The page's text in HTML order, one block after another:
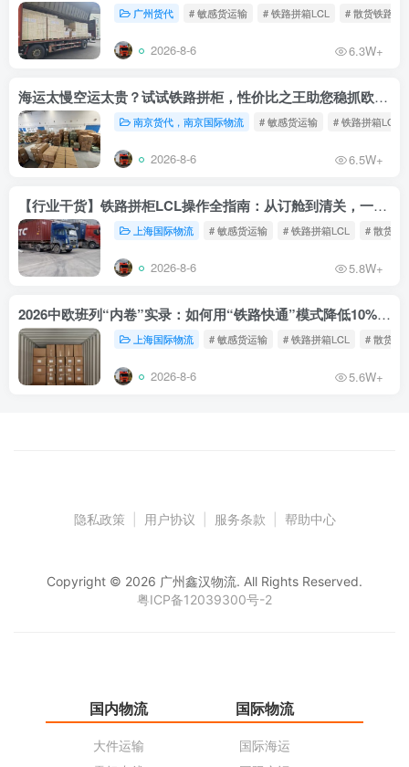
广州货代 # 敏感货运输 # 铁路拼箱LCL # 散货铁路
2026-8-6 6.3W+
海运太慢空运太贵？试试铁路拼柜，性价比之王助您稳抓欧洲市场
南京货代，南京国际物流 # 敏感货运输 # 铁路拼箱LCL
2026-8-6 6.5W+
【行业干货】铁路拼柜LCL操作全指南：从订舱到清关，一文读懂
上海国际物流 # 敏感货运输 # 铁路拼箱LCL # 散货铁
2026-8-6 5.8W+
2026中欧班列“内卷”实录：如何用“铁路快通”模式降低10%物流成本？
上海国际物流 # 敏感货运输 # 铁路拼箱LCL # 散货铁
2026-8-6 5.6W+
隐私政策 用户协议 服务条款 帮助中心
Copyright © 2026 广州鑫汉物流. All Rights Reserved.
粤ICP备12039300号-2
国内物流
大件运输
国际物流
国际海运